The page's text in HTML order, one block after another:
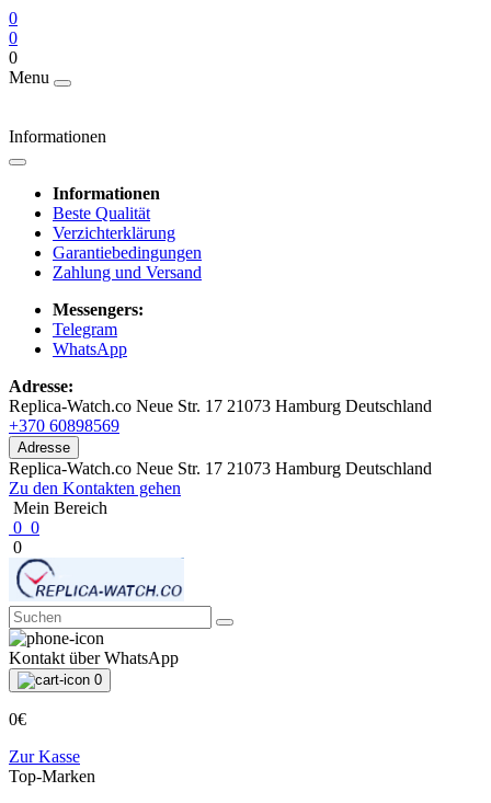
0
0
0
Menu
Informationen
Informationen
Beste Qualität
Verzichterklärung
Garantiebedingungen
Zahlung und Versand
Messengers:
Telegram
WhatsApp
Adresse:
Replica-Watch.co Neue Str. 17 21073 Hamburg Deutschland
+370 60898569
Adresse
Replica-Watch.co Neue Str. 17 21073 Hamburg Deutschland
Zu den Kontakten gehen
Mein Bereich
0 0
0
Kontakt über WhatsApp
0
0€
Zur Kasse
Top-Marken